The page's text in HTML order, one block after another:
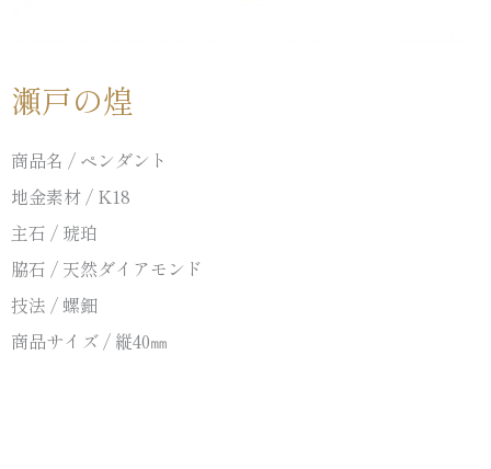
瀬戸の煌
商品名 / ペンダント
地金素材 / K18
主石 / 琥珀
脇石 / 天然ダイアモンド
技法 / 螺鈿
商品サイズ / 縦40㎜